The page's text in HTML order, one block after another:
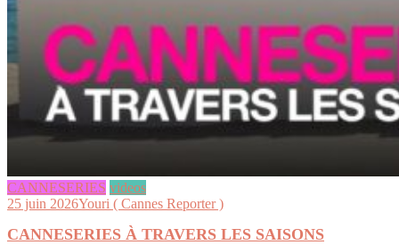
CANNESERIES videos
25 juin 2026Youri ( Cannes Reporter )
CANNESERIES À TRAVERS LES SAISONS